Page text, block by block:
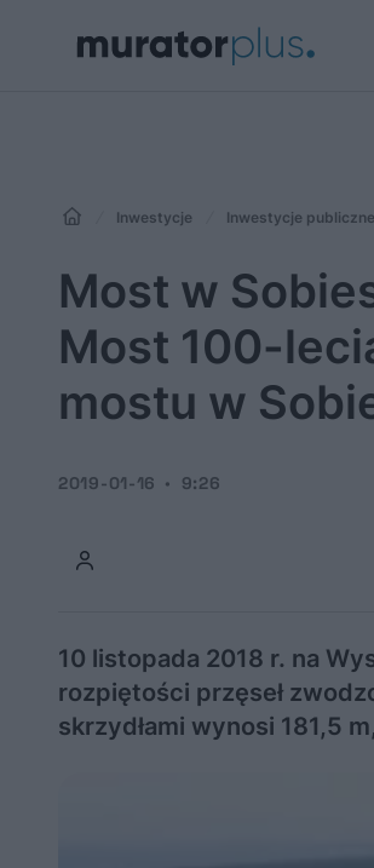
Inwestycje Inwestycje publiczne
Most w
Most 100-
mostu w
2019-01-16 9:26
10 listopada 2018 r. na
rozpiętości przęseł
skrzydłami wynosi 181,5